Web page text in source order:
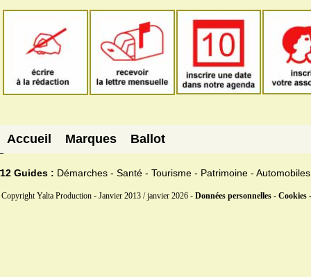
Accueil Marques Ballot
12 Guides : Démarches - Santé - Tourisme - Patrimoine - Automobiles
Copyright Yalta Production - Janvier 2013 / janvier 2026 - Données personnelles - Cookies